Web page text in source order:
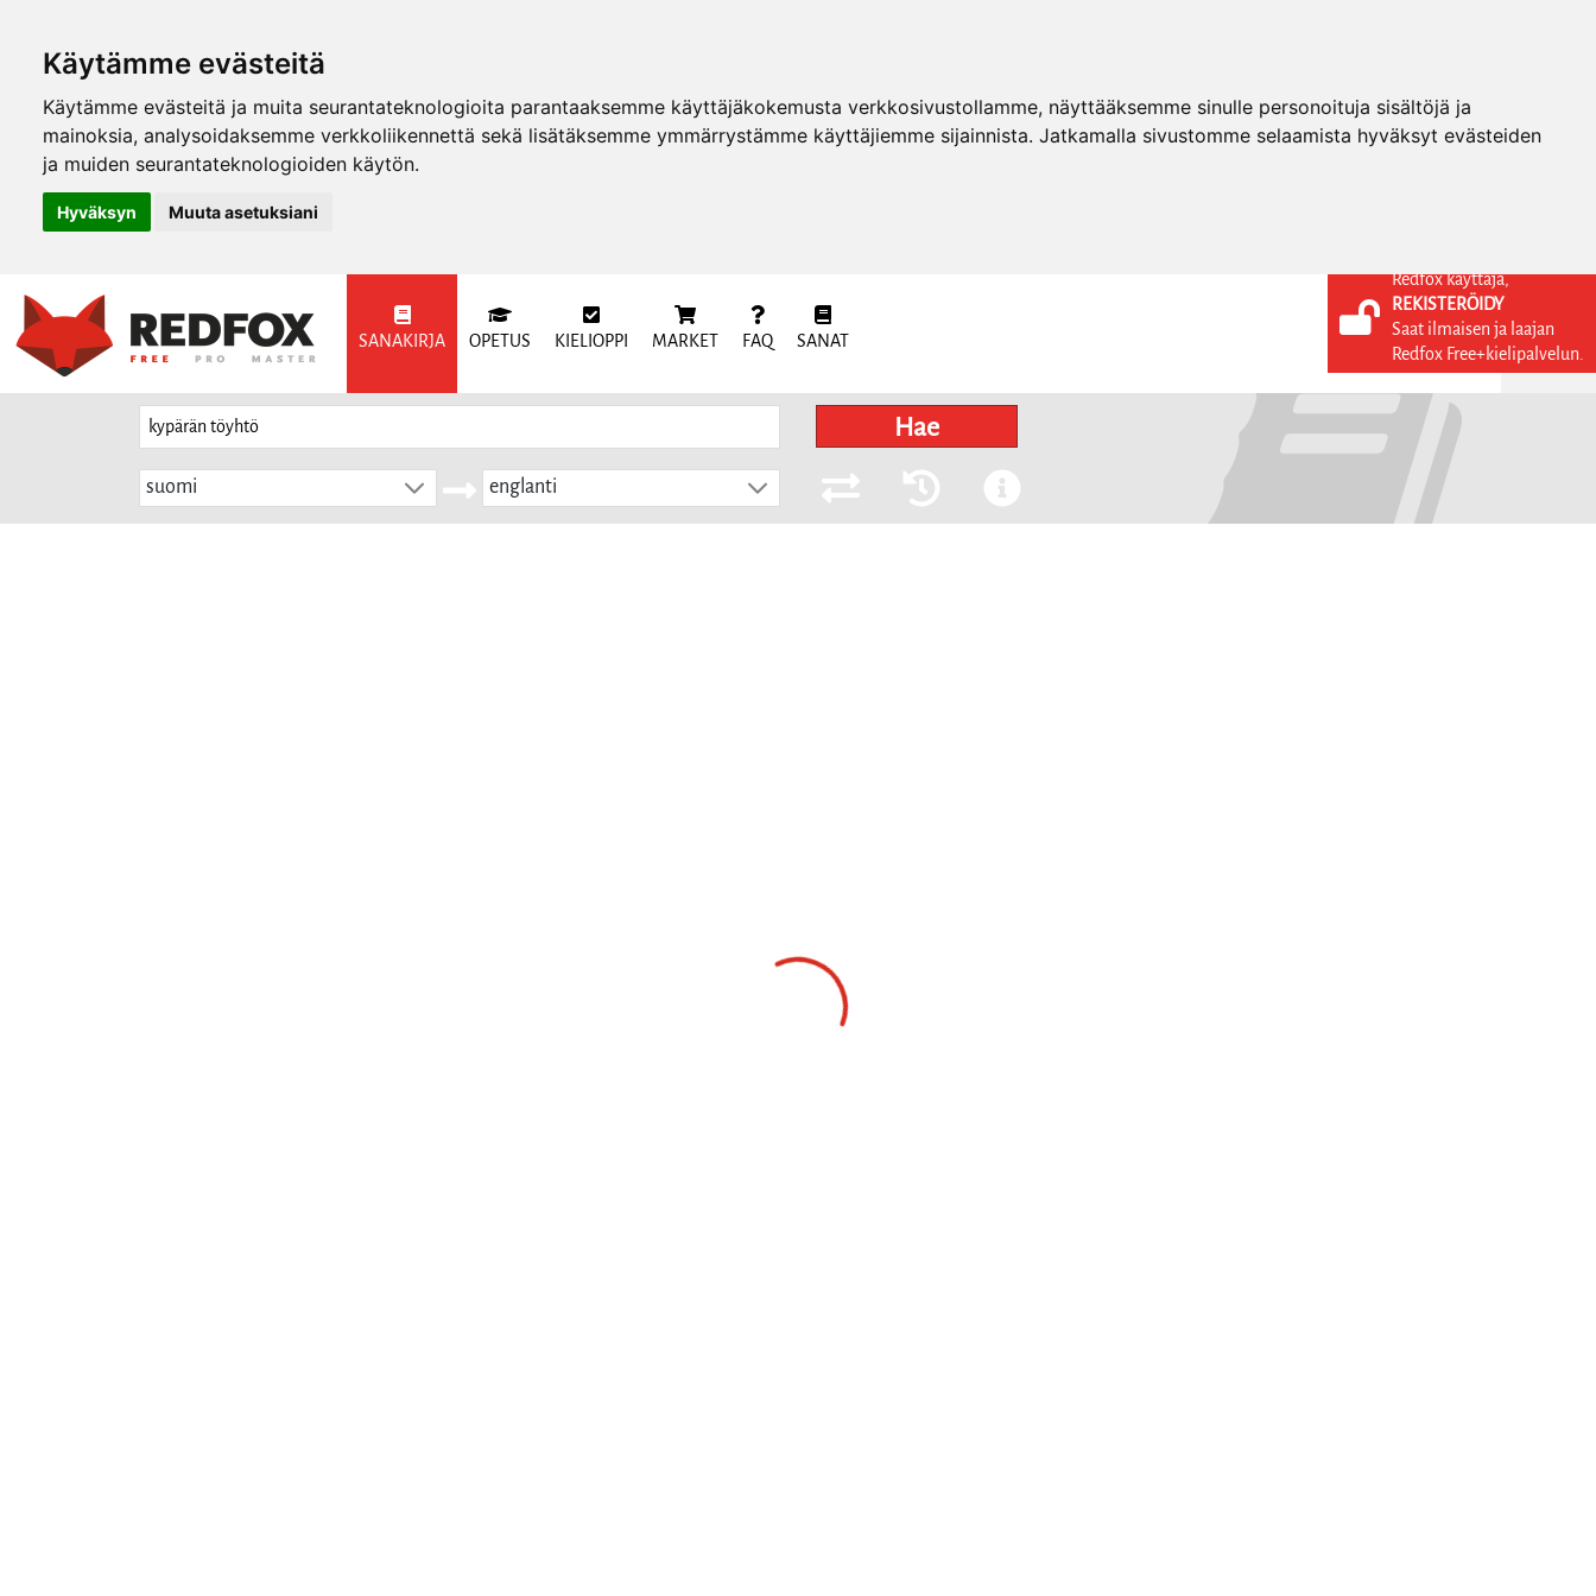
Käytämme evästeitä
Käytämme evästeitä ja muita seurantateknologioita parantaaksemme käyttäjäkokemusta verkkosivustollamme, näyttääksemme sinulle personoituja sisältöjä ja
mainoksia, analysoidaksemme verkkoliikennettä sekä lisätäksemme ymmärrystämme käyttäjiemme sijainnista. Jatkamalla sivustomme selaamista hyväksyt evästeiden
ja muiden seurantateknologioiden käytön.
Hyväksyn Muuta asetuksiani
SANAKIRJA OPETUS KIELIOPPI MARKET FAQ SANAT
KIRJAUDU SISÄÄN
REKISTERÖIDY
Hae
suomi englanti
Redfox käyttäjä,
REKISTERÖIDY
Saat ilmaisen ja laajan
Redfox Free+kielipalvelun.